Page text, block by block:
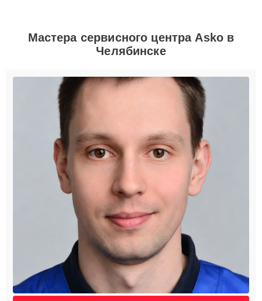
Мастера сервисного центра Asko в
Челябинске